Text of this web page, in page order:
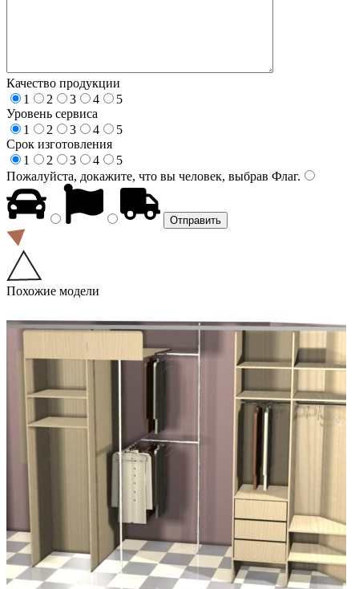
Качество продукции
1
2 3 4
5
Уровень сервиса
1
2 3 4
5
Срок изготовления
1
2 3 4
5
Пожалуйста, докажите, что вы человек, выбрав Флаг.
Похожие модели